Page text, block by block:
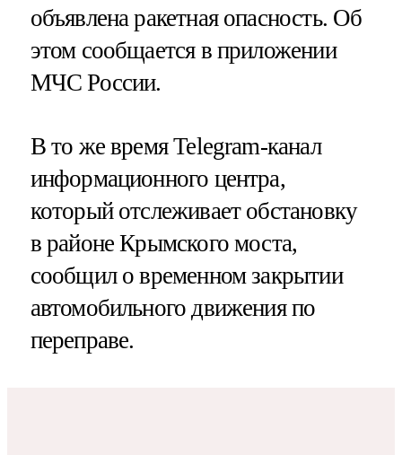
объявлена ракетная опасность. Об
этом сообщается в приложении
МЧС России.
В то же время Telegram-канал
информационного центра,
который отслеживает обстановку
в районе Крымского моста,
сообщил о временном закрытии
автомобильного движения по
переправе.